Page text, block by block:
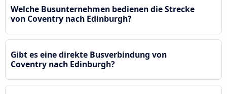
Welche Busunternehmen bedienen die Strecke
von Coventry nach Edinburgh?
Gibt es eine direkte Busverbindung von
Coventry nach Edinburgh?